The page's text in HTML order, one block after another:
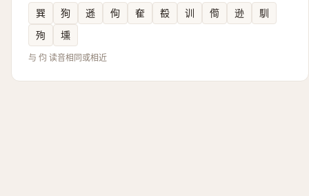
巽 狥 遜 侚 奞 殾 训 㒐 逊
馴
殉
壎
与 伨 读音相同或相近